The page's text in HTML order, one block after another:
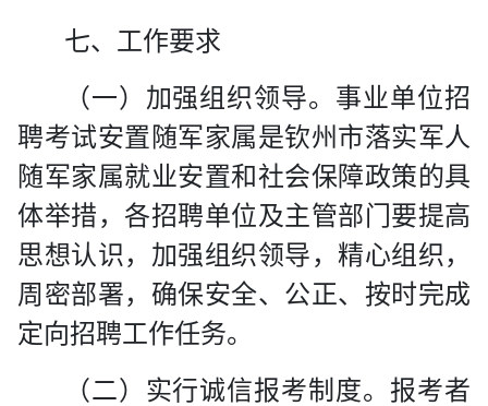
七、工作要求
（一）加强组织领导。事业单位招
聘考试安置随军家属是钦州市落实军人
随军家属就业安置和社会保障政策的具
体举措，各招聘单位及主管部门要提高
思想认识，加强组织领导，精心组织，
周密部署，确保安全、公正、按时完成
定向招聘工作任务。
（二）实行诚信报考制度。报考者